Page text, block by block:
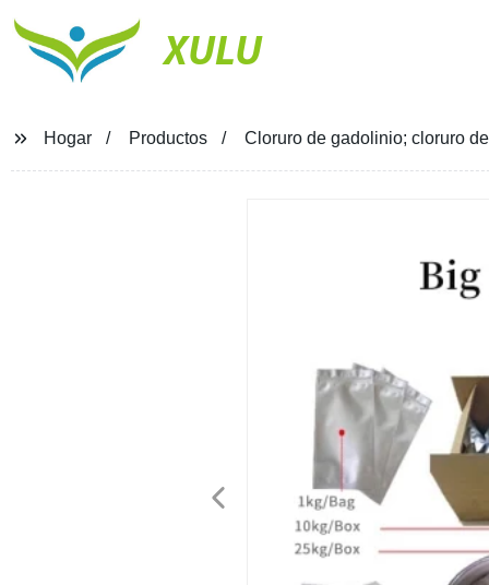
XULU
Hogar Productos Cloruro de gadolinio; cloruro